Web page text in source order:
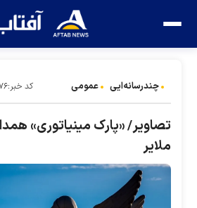
چندرسانه‌ایی عمومی کد خبر:۹۵۸۷۷۶
تصاویر/ «پارک مینیاتوری»
ملایر